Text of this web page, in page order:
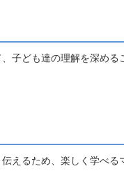
子ども達の理解を深める
えるため、楽しく学べる